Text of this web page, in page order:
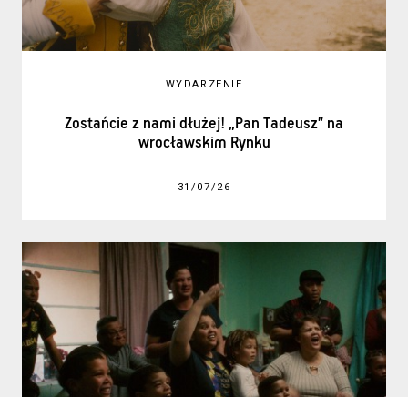
WYDARZENIE
Zostańcie z nami dłużej! „Pan Tadeusz” na
wrocławskim Rynku
31/07/26